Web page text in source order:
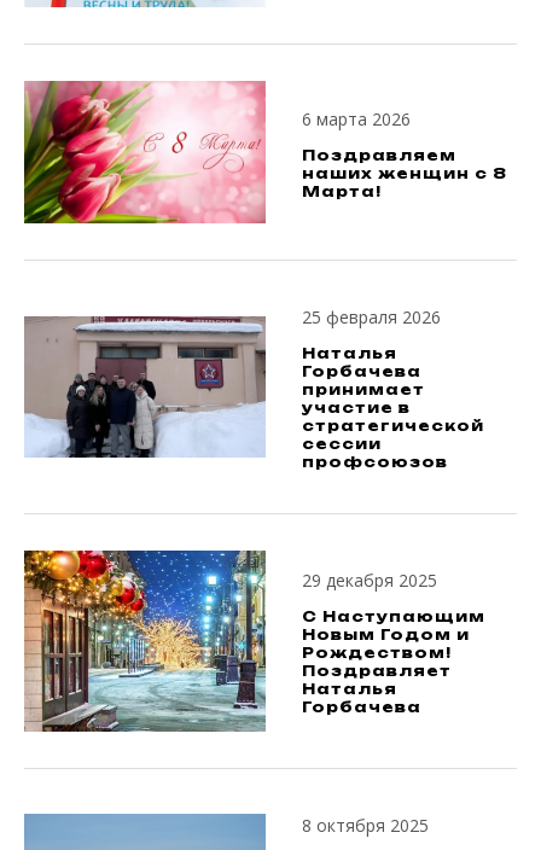
6 марта 2026
Поздравляем
наших женщин с 8
Марта!
25 февраля 2026
Наталья
Горбачева
принимает
участие в
стратегической
сессии
профсоюзов
29 декабря 2025
С Наступающим
Новым Годом и
Рождеством!
Поздравляет
Наталья
Горбачева
8 октября 2025